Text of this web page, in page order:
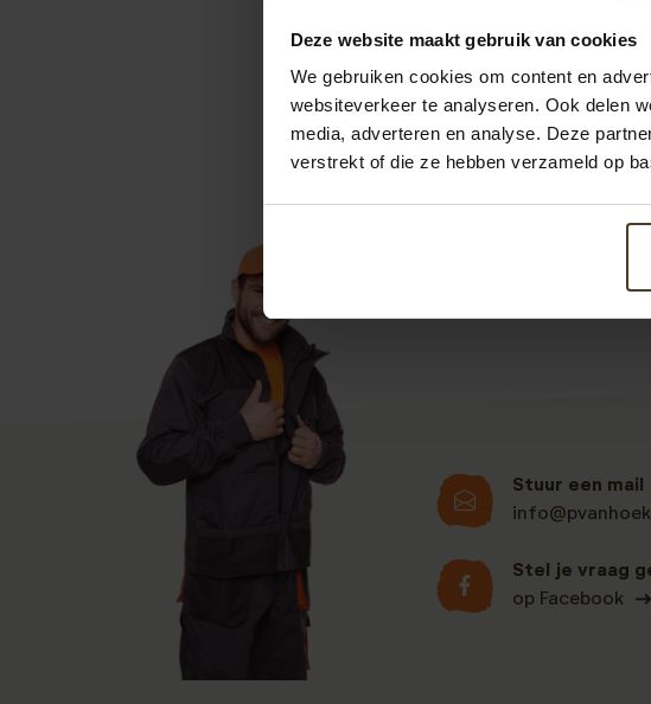
Deze website maakt gebruik van cookies
We gebruiken cookies om content en
websiteverkeer te analyseren. Ook delen
media, adverteren en analyse. Deze
verstrekt of die ze hebben verzameld op
dus goed! Bovendien hebben
vrijblijvend met ons contact op.
We zijn te bereiken op 077-
Stuur een mail
Stel je vraag
op Facebook